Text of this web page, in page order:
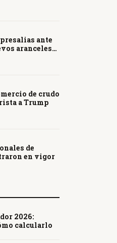
ante
aranceles
de crudo
a Trump
de
en vigor
2026:
calcularlo